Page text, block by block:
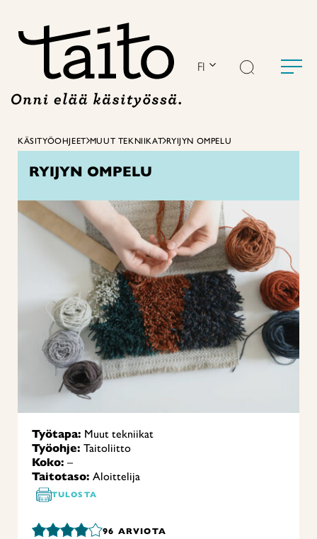
FI
KÄSITYÖOHJEET MUUT TEKNIIKAT RYIJYN OMPELU
RYIJYN OMPELU
Työtapa: Muut tekniikat
Työohje: Taitoliitto
Koko: –
Taitotaso: Aloittelija
TULOSTA
96 ARVIOTA